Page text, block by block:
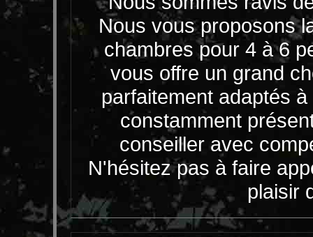
Nous vous proposons
chambres pour 4 à 6
vous offre un grand
parfaitement adaptés
constamment
conseiller avec
N'hésitez pas à faire
plaisir